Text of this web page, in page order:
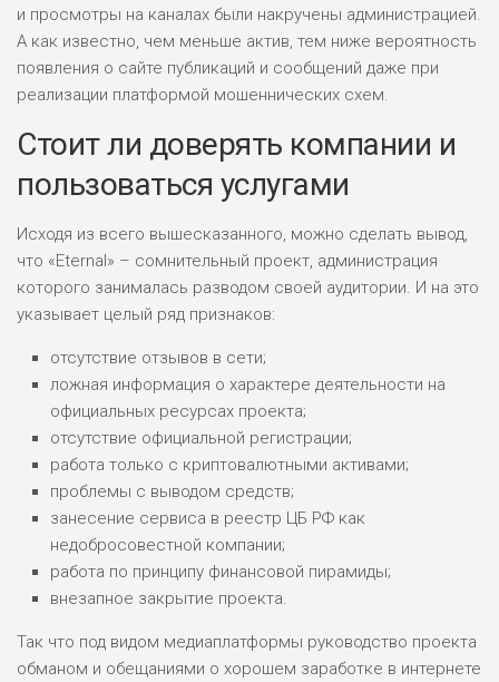
и просмотры на каналах были накручены администрацией.
А как известно, чем меньше актив, тем ниже вероятность
появления о сайте публикаций и сообщений даже при
реализации платформой мошеннических схем.
Стоит ли доверять компании и
пользоваться услугами
Исходя из всего вышесказанного, можно сделать вывод,
что «Eternal» – сомнительный проект, администрация
которого занималась разводом своей аудитории. И на это
указывает целый ряд признаков:
отсутствие отзывов в сети;
ложная информация о характере деятельности на
официальных ресурсах проекта;
отсутствие официальной регистрации;
работа только с криптовалютными активами;
проблемы с выводом средств;
занесение сервиса в реестр ЦБ РФ как
недобросовестной компании;
работа по принципу финансовой пирамиды;
внезапное закрытие проекта.
Так что под видом медиаплатформы руководство проекта
обманом и обещаниями о хорошем заработке в интернете